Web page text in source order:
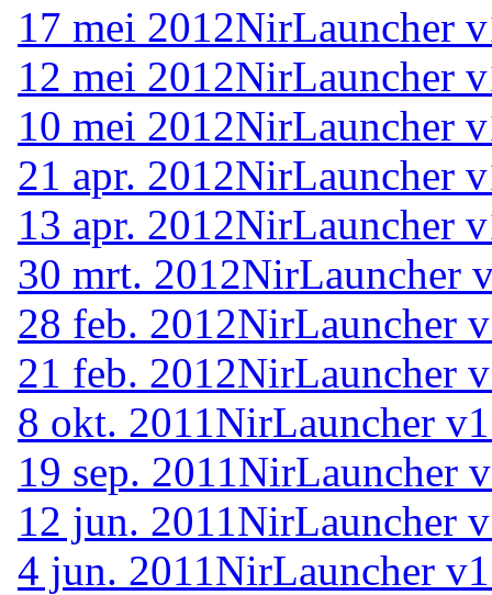
17 mei 2012NirLauncher
12 mei 2012NirLauncher
10 mei 2012NirLauncher
21 apr. 2012NirLauncher
13 apr. 2012NirLauncher
30 mrt. 2012NirLauncher
28 feb. 2012NirLauncher
21 feb. 2012NirLauncher
8 okt. 2011NirLauncher
19 sep. 2011NirLauncher
12 jun. 2011NirLauncher
4 jun. 2011NirLauncher